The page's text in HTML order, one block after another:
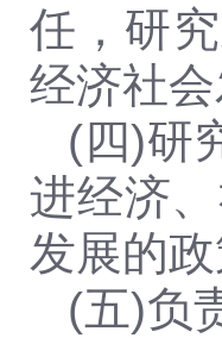
任，研
经济社
(四)研
进经济
发展的
(五)负